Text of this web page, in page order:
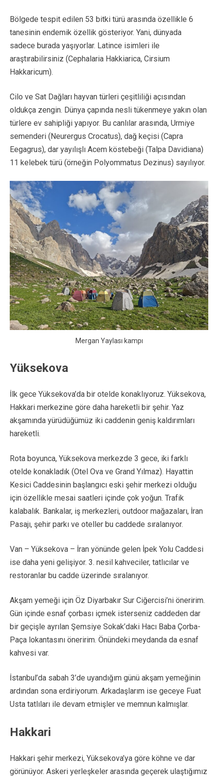
Bölgede tespit edilen 53 bitki türü arasında özellikle 6
tanesinin endemik özellik gösteriyor. Yani, dünyada
sadece burada yaşıyorlar. Latince isimleri ile
araştırabilirsiniz (Cephalaria Hakkiarica, Cirsium
Hakkaricum).
Cilo ve Sat Dağları hayvan türleri çeşitliliği açısından
oldukça zengin. Dünya çapında nesli tükenmeye yakın olan
türlere ev sahipliği yapıyor. Bu canlılar arasında, Urmiye
semenderi (Neurergus Crocatus), dağ keçisi (Capra
Eegagrus), dar yayılışlı Acem köstebeği (Talpa Davidiana)
11 kelebek türü (örneğin Polyommatus Dezinus) sayılıyor.
Mergan Yaylası kampı
Yüksekova
İlk gece Yüksekova’da bir otelde konaklıyoruz. Yüksekova,
Hakkari merkezine göre daha hareketli bir şehir. Yaz
akşamında yürüdüğümüz iki caddenin geniş kaldırımları
hareketli.
Rota boyunca, Yüksekova merkezde 3 gece, iki farklı
otelde konakladık (Otel Ova ve Grand Yılmaz). Hayattin
Kesici Caddesinin başlangıcı eski şehir merkezi olduğu
için özellikle mesai saatleri içinde çok yoğun. Trafik
kalabalık. Bankalar, iş merkezleri, outdoor mağazaları, İran
Pasajı, şehir parkı ve oteller bu caddede sıralanıyor.
Van – Yüksekova – İran yönünde gelen İpek Yolu Caddesi
ise daha yeni gelişiyor. 3. nesil kahveciler, tatlıcılar ve
restoranlar bu cadde üzerinde sıralanıyor.
Akşam yemeği için Öz Diyarbakır Sur Ciğercisi’ni öneririm.
Gün içinde esnaf çorbası içmek isterseniz caddeden dar
bir geçişle ayrılan Şemsiye Sokak’daki Hacı Baba Çorba-
Paça lokantasını öneririm. Önündeki meydanda da esnaf
kahvesi var.
İstanbul’da sabah 3’de uyandığım günü akşam yemeğinin
ardından sona erdiriyorum. Arkadaşlarım ise geceye Fuat
Usta tatlıları ile devam etmişler ve memnun kalmışlar.
Hakkari
Hakkari şehir merkezi, Yüksekova’ya göre köhne ve dar
görünüyor. Askeri yerleşkeler arasında geçerek ulaştığımız